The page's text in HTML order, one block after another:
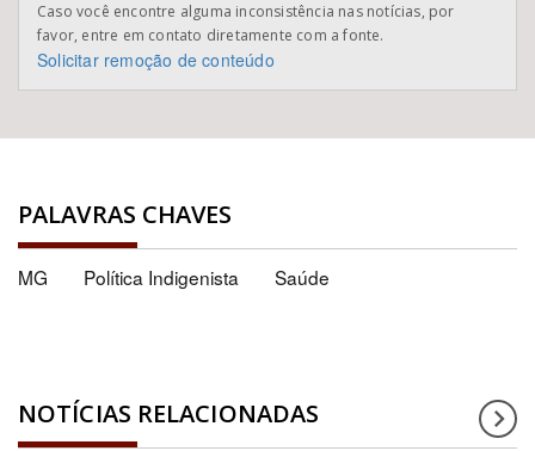
Caso você encontre alguma inconsistência nas notícias, por
favor, entre em contato diretamente com a fonte.
Solicitar remoção de conteúdo
PALAVRAS CHAVES
MG Política Indigenista Saúde
NOTÍCIAS RELACIONADAS